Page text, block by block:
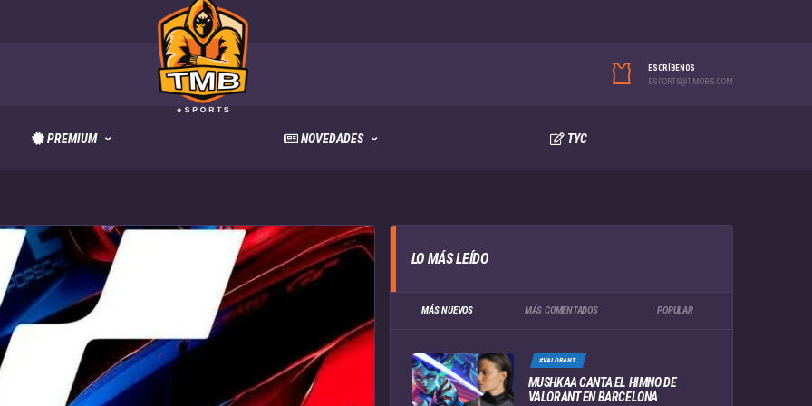
ESCRÍBENOS
ESPORTS@T-MOBS.COM
PREMIUM NOVEDADES TYC
LO MÁS LEÍDO
MÁS NUEVOS MÁS COMENTADOS POPULAR
#VALORANT
MUSHKAA CANTA EL HIMNO DE
VALORANT EN BARCELONA